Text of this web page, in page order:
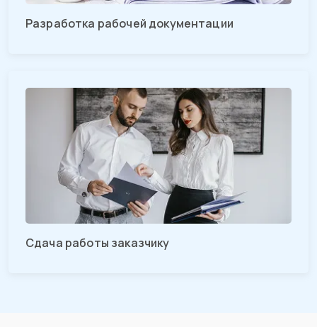
Разработка рабочей документации
Сдача работы заказчику